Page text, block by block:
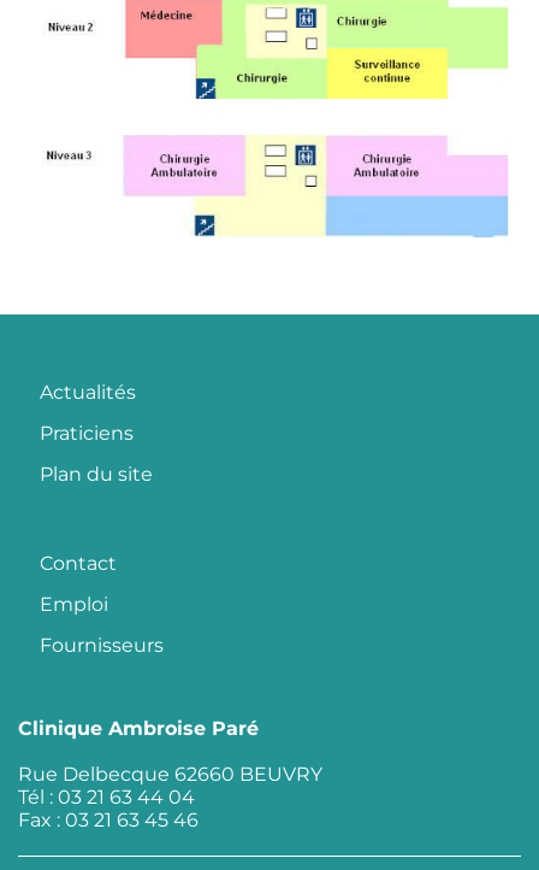
Actualités
Praticiens
Plan du site
Contact
Emploi
Fournisseurs
Clinique Ambroise Paré
Rue Delbecque 62660 BEUVRY
Tél : 03 21 63 44 04
Fax : 03 21 63 45 46